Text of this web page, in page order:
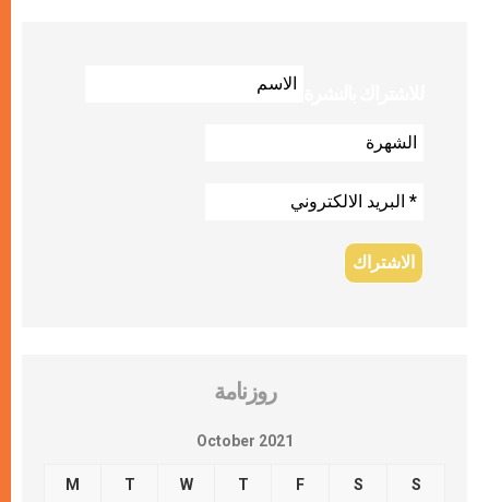
روزنامة
October 2021
M T W T F S S